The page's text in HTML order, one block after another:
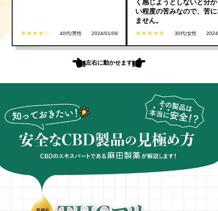
★★★★☆ 40代/男性 2024/01/09
く感じようとしないと分
い程度の苦みなので、苦
ません。
★★★★★ 30代/女性
左右に動かせます